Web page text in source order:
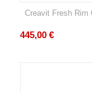
Creavit Fresh Rim
445,00 €